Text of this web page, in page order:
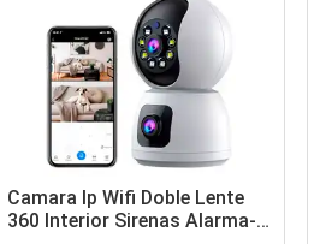
Camara Ip Wifi Doble Lente
360 Interior Sirenas Alarma-